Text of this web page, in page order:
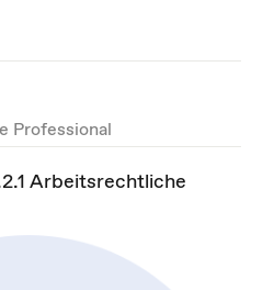
Professional
Arbeitsrechtliche